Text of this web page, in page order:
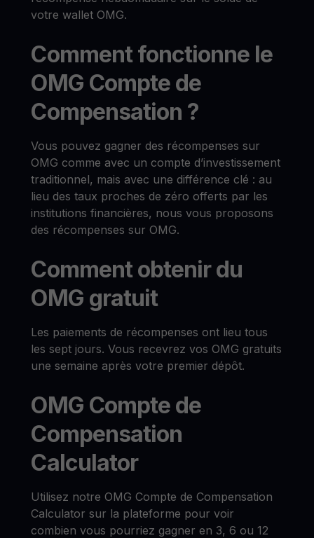
votre wallet OMG.
Comment fonctionne le
OMG Compte de
Compensation ?
Vous pouvez gagner des récompenses sur
OMG comme avec un compte d’investissement
traditionnel, mais avec une différence clé : au
lieu des taux proches de zéro offerts par les
institutions financières, nous vous proposons
des récompenses sur OMG.
Comment obtenir du
OMG gratuit
Les paiements de récompenses ont lieu tous
les sept jours. Vous recevrez vos OMG gratuits
une semaine après votre premier dépôt.
OMG Compte de
Compensation
Calculator
Utilisez notre OMG Compte de Compensation
Calculator sur la plateforme pour voir
combien vous pourriez gagner en 3, 6 ou 12